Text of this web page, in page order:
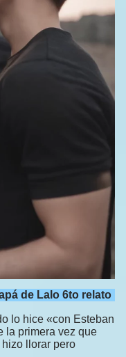
de Lalo 6to relato
lo hice «con Esteban
la primera vez que
llorar pero